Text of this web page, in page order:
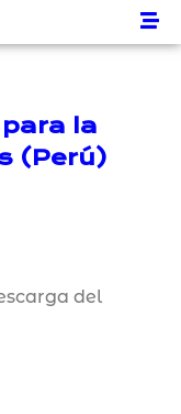
la
(Perú)
del